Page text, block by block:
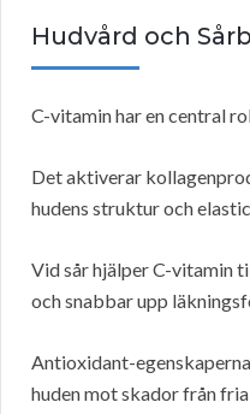
Hudvård och
C-vitamin har en central
Det aktiverar
hudens struktur och
Vid sår hjälper C-vitamin
och snabbar upp
Antioxidant-
huden mot skador från